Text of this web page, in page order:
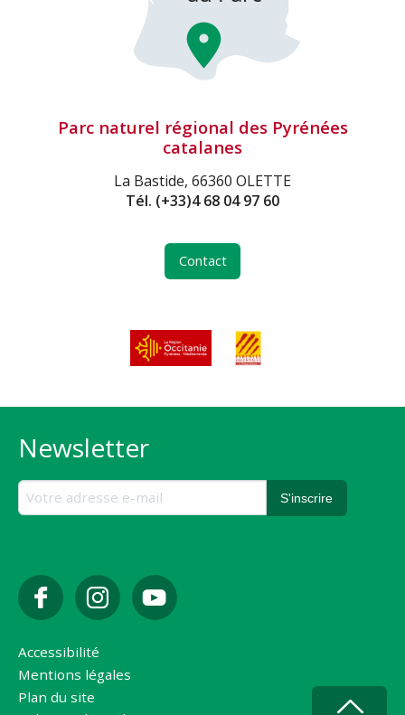
Parc naturel régional des Pyrénées
catalanes
La Bastide, 66360 OLETTE
Tél. (+33)4 68 04 97 60
Contact
Newsletter
Accessibilité
Mentions légales
Plan du site